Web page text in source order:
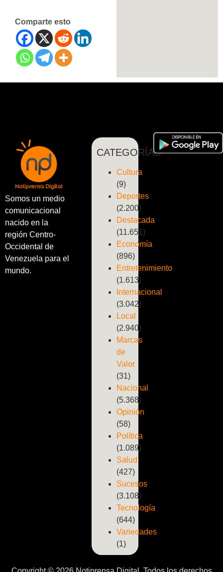
Comparte esto
Somos un medio
comunicacional
nacido en la
región Centro-
Occidental de
Venezuela para el
mundo.
CATEGORÍAS
Cultura
(9)
Deportes
(2.200)
Destacada
(11.651)
Economía
(896)
Entretenimiento
(1.613)
Internacional
(3.042)
Local
(2.940)
Marcas
de
Valor
(31)
Nacional
(5.368)
Opinión
(58)
Política
(1.089)
Salud
(427)
Sucesos
(3.108)
Tecnología
(644)
Variedades
(1)